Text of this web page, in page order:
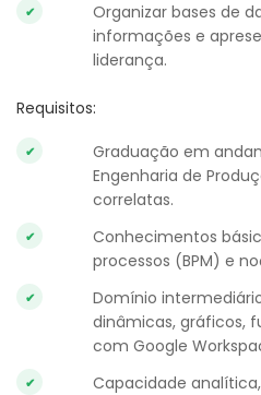
Organizar bases de
informações e
liderança.
Requisitos:
Graduação em
Engenharia de
correlatas.
Conhecimentos
processos (BPM) e
Domínio
dinâmicas, gráficos,
com Google
Capacidade